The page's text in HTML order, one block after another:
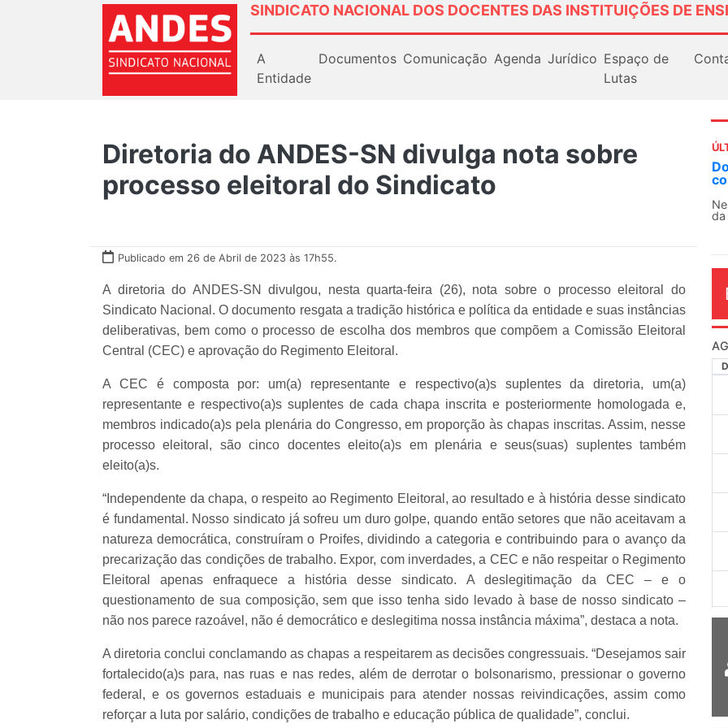
SINDICATO NACIONAL DOS DOCENTES DAS INSTITUIÇÕES DE
A
Entidade
Documentos Comunicação Agenda Jurídico Espaço de
Lutas
Diretoria do ANDES-SN divulga nota sobre
processo eleitoral do Sindicato
Publicado em 26 de Abril de 2023 às 17h55.
A diretoria do ANDES-SN divulgou, nesta quarta-feira (26), nota sobre o processo eleitoral do
Sindicato Nacional. O documento resgata a tradição histórica e política da entidade e suas instâncias
deliberativas, bem como o processo de escolha dos membros que compõem a Comissão Eleitoral
Central (CEC) e aprovação do Regimento Eleitoral.
A CEC é composta por: um(a) representante e respectivo(a)s suplentes da diretoria, um(a)
representante e respectivo(a)s suplentes de cada chapa inscrita e posteriormente homologada e,
membros indicado(a)s pela plenária do Congresso, em proporção às chapas inscritas. Assim, nesse
processo eleitoral, são cinco docentes eleito(a)s em plenária e seus(suas) suplentes também
eleito(a)s.
“Independente da chapa, o respeito ao Regimento Eleitoral, ao resultado e à história desse sindicato
é fundamental. Nosso sindicato já sofreu um duro golpe, quando então setores que não aceitavam a
natureza democrática, construíram o Proifes, dividindo a categoria e contribuindo para o avanço da
precarização das condições de trabalho. Expor, com inverdades, a CEC e não respeitar o Regimento
Eleitoral apenas enfraquece a história desse sindicato. A deslegitimação da CEC – e o
questionamento de sua composição, sem que isso tenha sido levado à base de nosso sindicato –
não nos parece razoável, não é democrático e deslegitima nossa instância máxima”, destaca a nota.
A diretoria conclui conclamando as chapas a respeitarem as decisões congressuais. “Desejamos sair
fortalecido(a)s para, nas ruas e nas redes, além de derrotar o bolsonarismo, pressionar o governo
federal, e os governos estaduais e municipais para atender nossas reivindicações, assim como
reforçar a luta por salário, condições de trabalho e educação pública de qualidade”, conclui.
Docentes paralisam
contra as políticas de
Nessa segunda-feira (3),
da educação superior e